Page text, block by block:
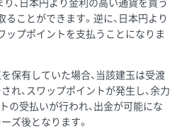
、日本円より金利の高い通貨を買う
ことができます。逆に、日本円より
ップポイントを支払うことになりま
保有していた場合、当該建玉は受渡
れ、スワップポイントが発生し、余力
の受払いが行われ、出金が可能にな
ズ後となります。